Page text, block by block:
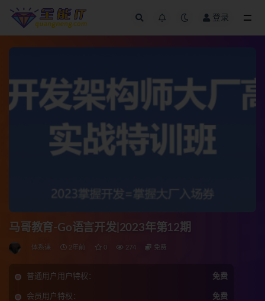
登录
马哥教育-Go语言开发|2023年第12期
体系课 2年前 0 274 免费
普通用户用户特权： 免费
会员用户特权： 免费